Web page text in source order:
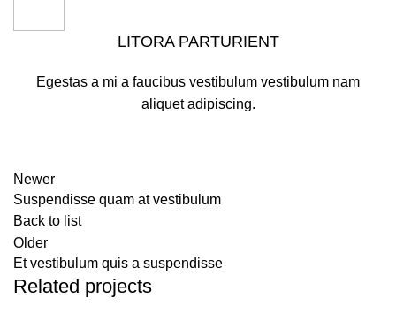
LITORA PARTURIENT
Egestas a mi a faucibus vestibulum vestibulum nam
aliquet adipiscing.
Newer
Suspendisse quam at vestibulum
Back to list
Older
Et vestibulum quis a suspendisse
Related projects